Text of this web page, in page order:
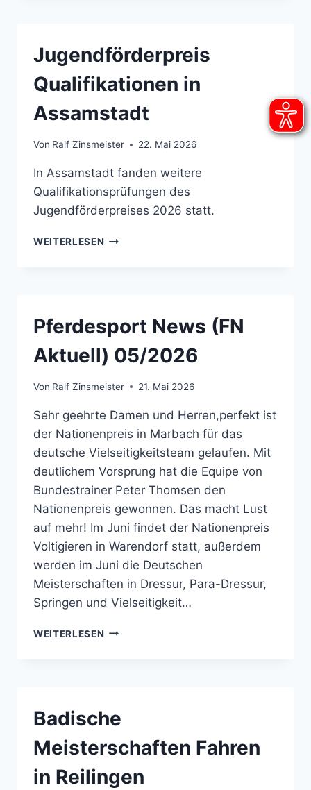
Jugendförderpreis
Qualifikationen in
Assamstadt
Von Ralf Zinsmeister 22. Mai 2026
In Assamstadt fanden weitere
Qualifikationsprüfungen des
Jugendförderpreises 2026 statt.
WEITERLESEN JUGENDFÖRDERPREIS
Pferdesport News (FN
Aktuell) 05/2026
Von Ralf Zinsmeister 21. Mai 2026
Sehr geehrte Damen und Herren,perfekt ist
der Nationenpreis in Marbach für das
deutsche Vielseitigkeitsteam gelaufen. Mit
deutlichem Vorsprung hat die Equipe von
Bundestrainer Peter Thomsen den
Nationenpreis gewonnen. Das macht Lust
auf mehr! Im Juni findet der Nationenpreis
Voltigieren in Warendorf statt, außerdem
werden im Juni die Deutschen
Meisterschaften in Dressur, Para-Dressur,
Springen und Vielseitigkeit…
WEITERLESEN PFERDESPORT
Badische
Meisterschaften Fahren
in Reilingen